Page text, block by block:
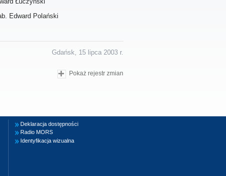
Edward Polański
Gdańsk, 15 lipca 2003 r.
Pokaż rejestr zmian
Deklaracja dostępności
Radio MORS
Identyfikacja wizualna